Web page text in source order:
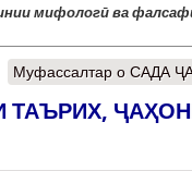
мифологӣ ва
Муфассалтар о САДА
ТАЪРИХ,